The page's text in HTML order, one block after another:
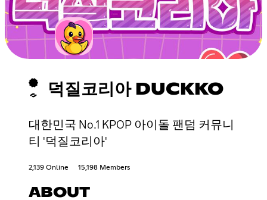
덕질코리아 DUCKKO
대한민국 No.1 KPOP 아이돌 팬덤 커뮤니
티 '덕질코리아'
2,139 Online 15,198 Members
ABOUT